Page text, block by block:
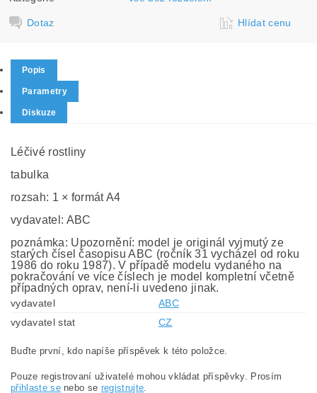
Dotaz Hlídat cenu
Popis
Parametry
Diskuze
Léčivé rostliny
tabulka
rozsah: 1 × formát A4
vydavatel: ABC
poznámka: Upozornění: model je originál vyjmutý ze
starých čísel časopisu ABC (ročník 31 vycházel od roku
1986 do roku 1987). V případě modelu vydaného na
pokračování ve více číslech je model kompletní včetně
případných oprav, není-li uvedeno jinak.
vydavatel
ABC
vydavatel stat
CZ
Buďte první, kdo napíše příspěvek k této položce.
Pouze registrovaní uživatelé mohou vkládat příspěvky. Prosím
přihlaste senebo se registrujte.